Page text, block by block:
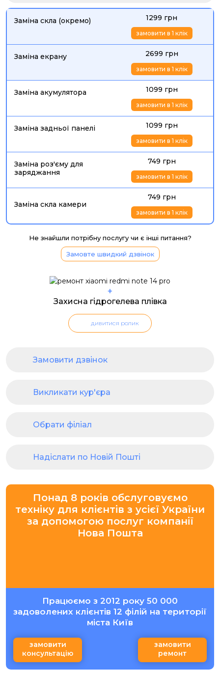
Заміна скла (окремо) 1299 грн
замовити в 1 клік
Заміна екрану 2699 грн
замовити в 1 клік
Заміна акумулятора 1099 грн
замовити в 1 клік
Заміна задньої панелі 1099 грн
замовити в 1 клік
Заміна роз'єму для
заряджання
749 грн
замовити в 1 клік
Заміна скла камери
749 грн
замовити в 1 клік
Не знайшли потрібну послугу чи є інші питання?
Замовте швидкий дзвінок
+
Захисна гідрогелева плівка
дивитися ролик
Замовити дзвінок
Викликати кур'єра
Обрати філіал
Надіслати по Новій Пошті
Понад 8 років обслуговуємо
техніку для клієнтів з усієї України
за допомогою послуг компанії
Нова Пошта
Працюємо з 2012 року 50 000
задоволених клієнтів 12 філій на території
міста Київ
замовити
консультацію
замовити
ремонт